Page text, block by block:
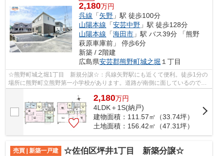
2,180万円
呉線 「矢野 」駅 徒歩100分
山陽本線 「安芸中野 」駅 徒歩128分
山陽本線 「海田市 」駅 バス39分 「熊野
萩原車庫前」 停歩6分
新築 / 2階建
広島県安芸郡熊野町城之堀 １丁目
☆熊野町城之堀1丁目 新規分譲☆：呉線矢野駅にも近くて便利。徒歩1分の
場所に熊野町立熊野第一小学校があります。道路が南側に面しているので、
とてもニーズが高いです。築2年以内の物...
2,180万円
4LDK＋1S(納戸)
建物面積：111.57㎡（33.74坪）
土地面積：156.42㎡（47.31坪）
売買 | 新築一戸建 ☆佐伯区坪井1丁目 新築分譲☆